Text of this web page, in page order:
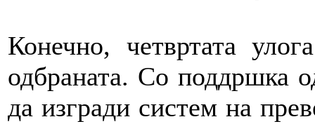
Конечно, четвртата
одбраната. Со поддршка
да изгради систем на